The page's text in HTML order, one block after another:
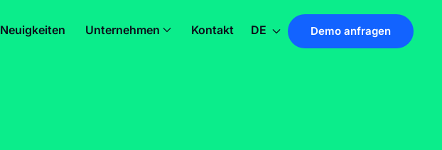
Neuigkeiten Unternehmen Kontakt DE Demo anfragen